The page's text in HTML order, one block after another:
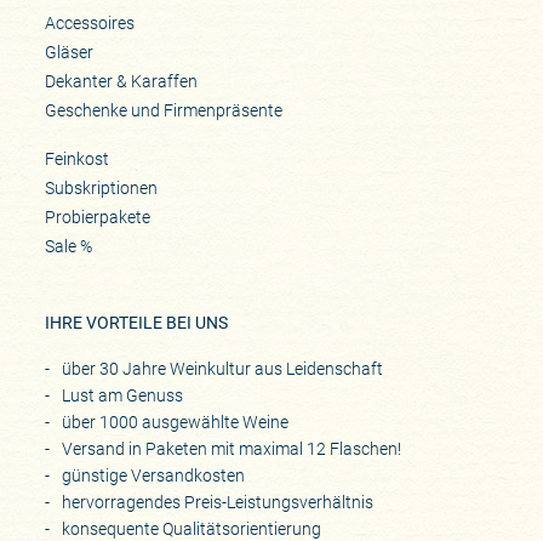
Accessoires
Gläser
Dekanter & Karaffen
Geschenke und Firmenpräsente
Feinkost
Subskriptionen
Probierpakete
Sale %
IHRE VORTEILE BEI UNS
über 30 Jahre Weinkultur aus Leidenschaft
Lust am Genuss
über 1000 ausgewählte Weine
Versand in Paketen mit maximal 12 Flaschen!
günstige Versandkosten
hervorragendes Preis-Leistungsverhältnis
konsequente Qualitätsorientierung